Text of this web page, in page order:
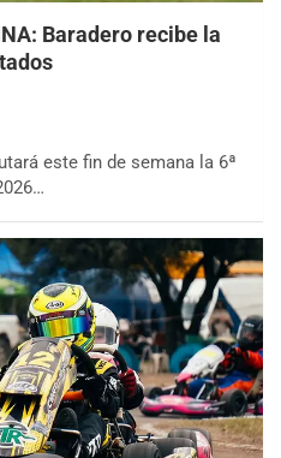
Baradero recibe la
este fin de semana la 6ª